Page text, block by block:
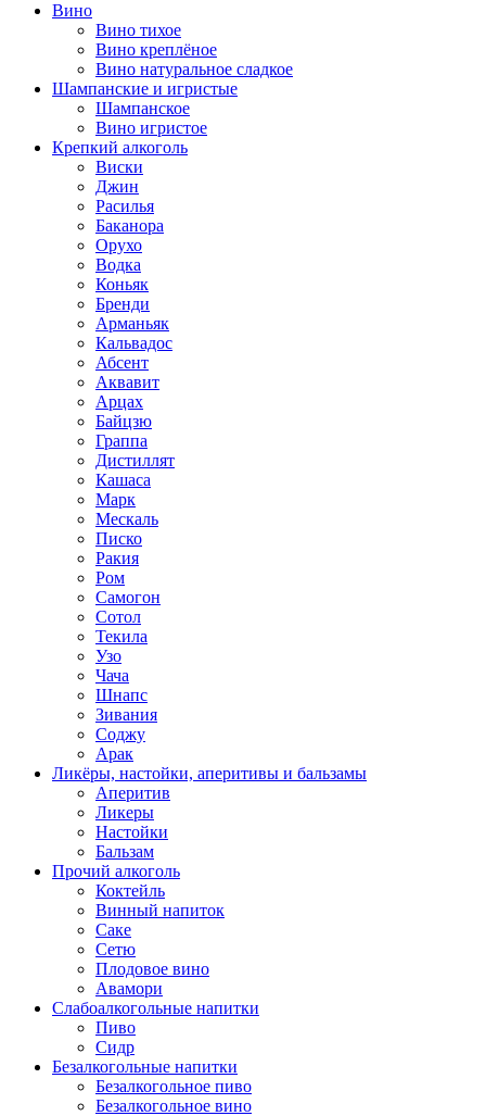
Вино
Вино тихое
Вино креплёное
Вино натуральное сладкое
Шампанские и игристые
Шампанское
Вино игристое
Крепкий алкоголь
Виски
Джин
Расилья
Баканора
Орухо
Водка
Коньяк
Бренди
Арманьяк
Кальвадос
Абсент
Аквавит
Арцах
Байцзю
Граппа
Дистиллят
Кашаса
Марк
Мескаль
Писко
Ракия
Ром
Самогон
Сотол
Текила
Узо
Чача
Шнапс
Зивания
Соджу
Арак
Ликёры, настойки, аперитивы и бальзамы
Аперитив
Ликеры
Настойки
Бальзам
Прочий алкоголь
Коктейль
Винный напиток
Саке
Сетю
Плодовое вино
Авамори
Слабоалкогольные напитки
Пиво
Сидр
Безалкогольные напитки
Безалкогольное пиво
Безалкогольное вино